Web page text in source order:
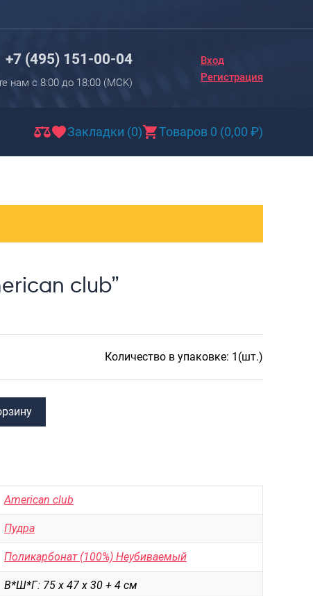
+7 (495) 151-00-04
нам с 8:00 до 18:00 (МCK)
Вход
Регистрация
Закладки (0) Товаров 0 (0,00 ₽)
Новинки
Чемоданы на колесах
Рюкзаки детские для детских
РАСПРОДАЖА
Сумки
Сумки колесные
Сумки пляжные
Сумки для ноутбуков
Сумки-рюкзаки на колёсах
Сумки детские
club”
Количество в упаковке: 1(шт.)
American club
Пудра
Поликарбонат (100%) Неубиваемый
В*Ш*Г: 75 х 47 х 30 + 4 см